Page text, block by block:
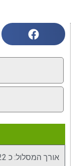
אורך המסלול: כ 22 ק"מ